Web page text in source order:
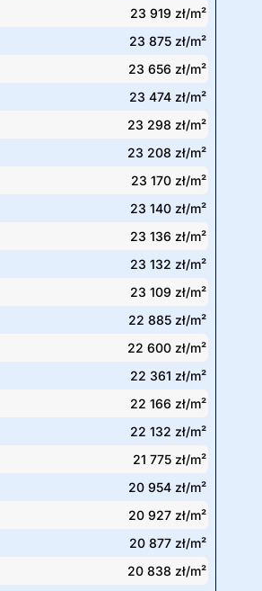
23 919 zł/m²
23 875 zł/m²
23 656 zł/m²
23 474 zł/m²
23 298 zł/m²
23 208 zł/m²
23 170 zł/m²
23 140 zł/m²
23 136 zł/m²
23 132 zł/m²
23 109 zł/m²
22 885 zł/m²
22 600 zł/m²
22 361 zł/m²
22 166 zł/m²
22 132 zł/m²
21 775 zł/m²
20 954 zł/m²
20 927 zł/m²
20 877 zł/m²
20 838 zł/m²